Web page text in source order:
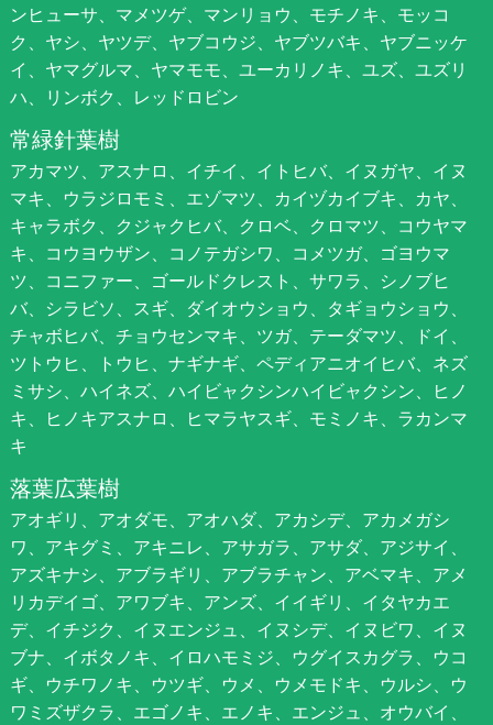
ンヒューサ、マメツゲ、マンリョウ、モチノキ、モッコ
ク、ヤシ、ヤツデ、ヤブコウジ、ヤブツバキ、ヤブニッケ
イ、ヤマグルマ、ヤマモモ、ユーカリノキ、ユズ、ユズリ
ハ、リンボク、レッドロビン
常緑針葉樹
アカマツ、アスナロ、イチイ、イトヒバ、イヌガヤ、イヌ
マキ、ウラジロモミ、エゾマツ、カイヅカイブキ、カヤ、
キャラボク、クジャクヒバ、クロベ、クロマツ、コウヤマ
キ、コウヨウザン、コノテガシワ、コメツガ、ゴヨウマ
ツ、コニファー、ゴールドクレスト、サワラ、シノブヒ
バ、シラビソ、スギ、ダイオウショウ、タギョウショウ、
チャボヒバ、チョウセンマキ、ツガ、テーダマツ、ドイ、
ツトウヒ、トウヒ、ナギナギ、ペディアニオイヒバ、ネズ
ミサシ、ハイネズ、ハイビャクシンハイビャクシン、ヒノ
キ、ヒノキアスナロ、ヒマラヤスギ、モミノキ、ラカンマ
キ
落葉広葉樹
アオギリ、アオダモ、アオハダ、アカシデ、アカメガシ
ワ、アキグミ、アキニレ、アサガラ、アサダ、アジサイ、
アズキナシ、アブラギリ、アブラチャン、アベマキ、アメ
リカデイゴ、アワブキ、アンズ、イイギリ、イタヤカエ
デ、イチジク、イヌエンジュ、イヌシデ、イヌビワ、イヌ
ブナ、イボタノキ、イロハモミジ、ウグイスカグラ、ウコ
ギ、ウチワノキ、ウツギ、ウメ、ウメモドキ、ウルシ、ウ
ワミズザクラ、エゴノキ、エノキ、エンジュ、オウバイ、